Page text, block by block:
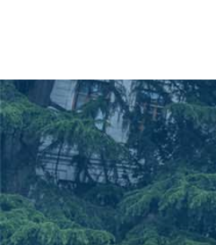
STATE UNIVERSITY